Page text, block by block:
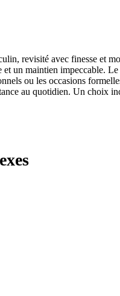
revisité avec finesse et
un maintien impeccable.
ou les occasions
au quotidien. Un choix